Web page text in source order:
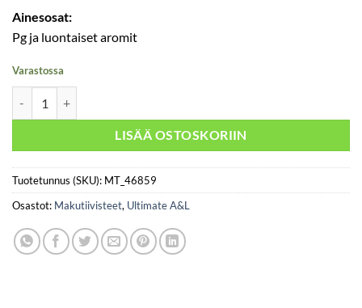
Ainesosat:
Pg ja luontaiset aromit
Varastossa
LISÄÄ OSTOSKORIIN
Tuotetunnus (SKU): MT_46859
Osastot: Makutiivisteet, Ultimate A&L